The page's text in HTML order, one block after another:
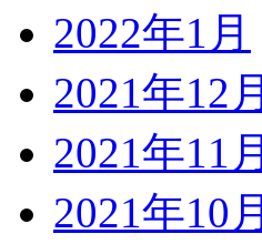
2022年1月
2021年12月
2021年11月
2021年10月